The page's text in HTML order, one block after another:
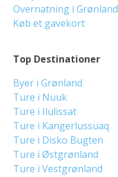
Top Destinationer
Byer i Grønland
Ture i Nuuk
Ture i Ilulissat
Ture i Kangerlussuaq
Ture i Disko Bugten
Ture i Østgrønland
Ture i Vestgrønland
Overnatning i Grønland
Køb et gavekort